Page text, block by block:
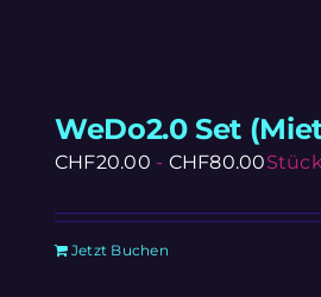
WeDo2.0 Set
CHF20.00 - CHF80.00
Jetzt Buchen